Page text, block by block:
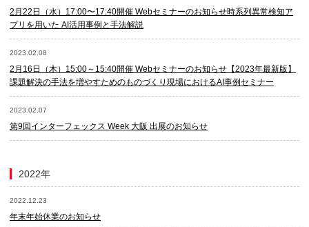
2月22日（水）17:00〜17:40開催 Webセミナーのお知らせ時系列異常検知ア
プリを用いた AI活用事例と手法解説
2023.02.08
2月16日（木）15:00～15:40開催 Webセミナーのお知らせ【2023年最新版】
課題解決の手法を増やすためのものづくり現場におけるAI事例セミナー
2023.02.07
第9回インターフェックス Week 大阪 出展のお知らせ
2022年
2022.12.23
年末年始休業のお知らせ